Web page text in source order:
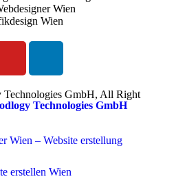
GmbH, All Right
Technologies GmbH
Wien – Website erstellung
erstellen Wien